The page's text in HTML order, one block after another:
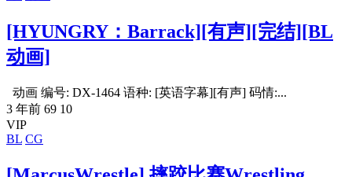
[HYUNGRY：Barrack][有声][完结][BL
动画]
动画 编号: DX-1464 语种: [英语字幕][有声] 码情:...
3 年前 69 10
VIP
BL CG